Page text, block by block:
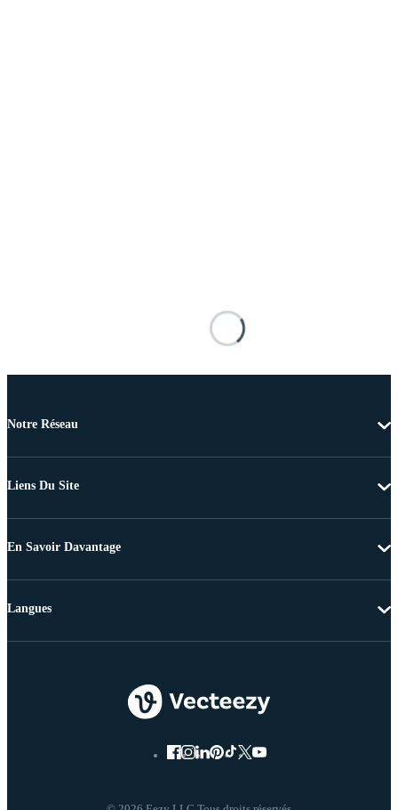
Notre Réseau
Liens Du Site
En Savoir Davantage
Langues